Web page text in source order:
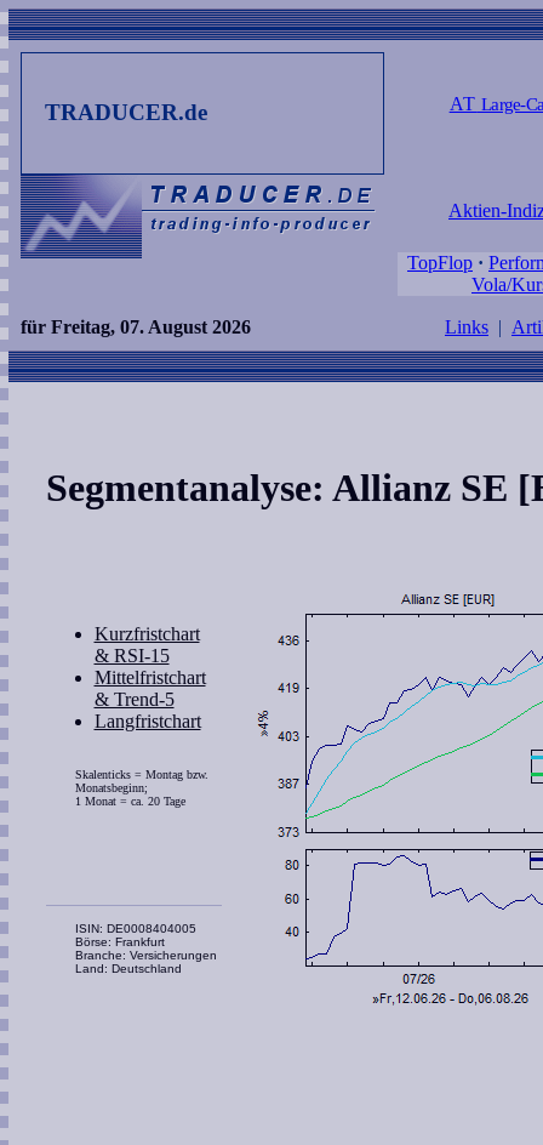
TRADUCER.de AT Large-
Aktien-
TopFlop ·
Vola/
für Freitag, 07. August 2026 Links |
Segmentanalyse: Allianz SE
Kurzfristchart
& RSI-15
Mittelfristchart
& Trend-5
Langfristchart
Skalenticks = Montag bzw.
Monatsbeginn;
1 Monat = ca. 20 Tage
ISIN: DE0008404005
Börse: Frankfurt
Branche: Versicherungen
Land: Deutschland